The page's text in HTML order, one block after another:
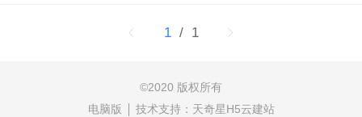
1 / 1
©2020 版权所有
电脑版
技术支持： 天奇星H5云建站